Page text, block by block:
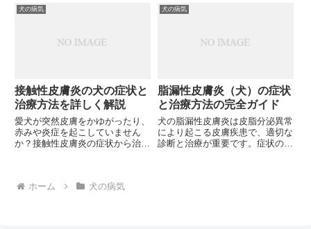
生活の質を向上させませんか？
の皮膚トラブルの原因や対処法に
ていますか？
犬の病気
接触性皮膚炎の犬の症状と
治療方法を詳しく解説
愛犬が突然皮膚をかゆがったり、
赤みや炎症を起こしていません
か？接触性皮膚炎の症状から治療
で、愛犬の苦痛を軽減できるでし
犬の病気
脂漏性皮膚炎（犬）の症状
と治療方法の完全ガイド
犬の脂漏性皮膚炎は皮脂分泌異常
により起こる皮膚疾患で、適切な
診断と治療が重要です。症状の特
ホーム
犬の病気